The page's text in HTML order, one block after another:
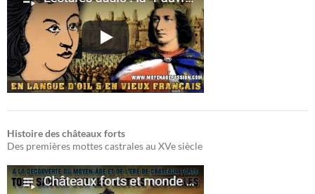
Histoire des châteaux forts
Des premières mottes castrales au XVe siècle